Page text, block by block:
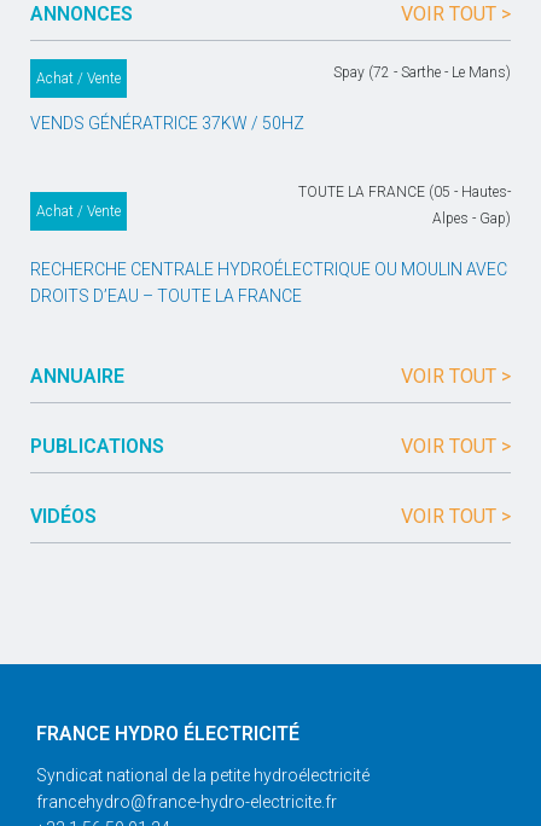
ANNONCES VOIR TOUT >
Achat / Vente Spay (72 - Sarthe - Le Mans)
VENDS GÉNÉRATRICE 37KW / 50HZ
Achat / Vente
TOUTE LA FRANCE (05 - Hautes-
Alpes - Gap)
RECHERCHE CENTRALE HYDROÉLECTRIQUE OU MOULIN AVEC
DROITS D’EAU – TOUTE LA FRANCE
ANNUAIRE VOIR TOUT >
PUBLICATIONS VOIR TOUT >
VIDÉOS VOIR TOUT >
FRANCE HYDRO ÉLECTRICITÉ
Syndicat national de la petite hydroélectricité
francehydro@france-hydro-electricite.fr